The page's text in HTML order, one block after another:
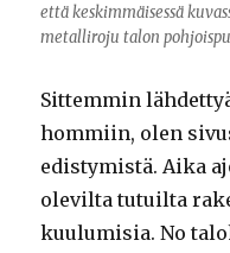
että keskimmäisessä
metalliroju talon
Sittemmin
hommiin, olen
edistymistä. Aika
olevilta tutuilta
kuulumisia. No